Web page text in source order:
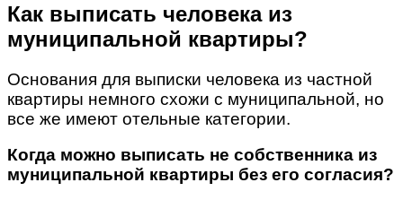
Как выписать человека из
муниципальной квартиры?
Основания для выписки человека из частной
квартиры немного схожи с муниципальной, но
все же имеют отельные категории.
Когда можно выписать не собственника из
муниципальной квартиры без его согласия?